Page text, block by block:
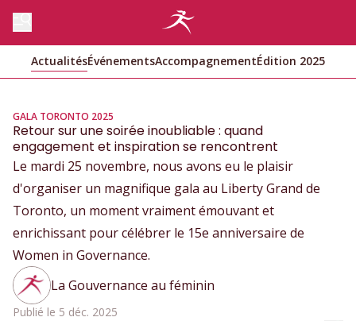
ActualitésÉvénementsAccompagnementÉdition 2025
GALA TORONTO 2025
Retour sur une soirée inoubliable : quand
engagement et inspiration se rencontrent
Le mardi 25 novembre, nous avons eu le plaisir
d'organiser un magnifique gala au Liberty Grand de
Toronto, un moment vraiment émouvant et
enrichissant pour célébrer le 15e anniversaire de
Women in Governance.
La Gouvernance au féminin
Publié le 5 déc. 2025